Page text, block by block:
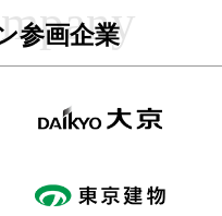
参画企業